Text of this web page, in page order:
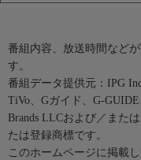
番組内容、放送時間など
す。
番組データ提供元：IPG
TiVo、Gガイド、G-
Brands LLCおよび／また
たは登録商標です。
このホームページに掲載